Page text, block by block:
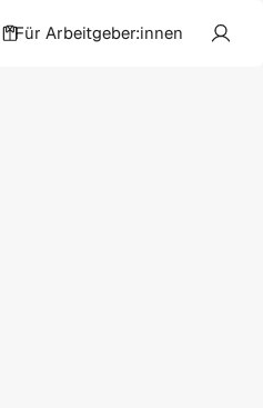
Für Arbeitgeber:innen